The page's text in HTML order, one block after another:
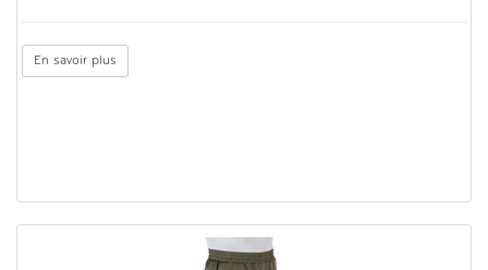
En savoir plus